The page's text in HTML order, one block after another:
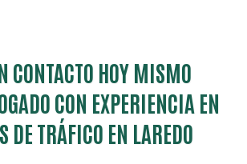
CONTACTO HOY MISMO
CON EXPERIENCIA EN
DE TRÁFICO EN LAREDO